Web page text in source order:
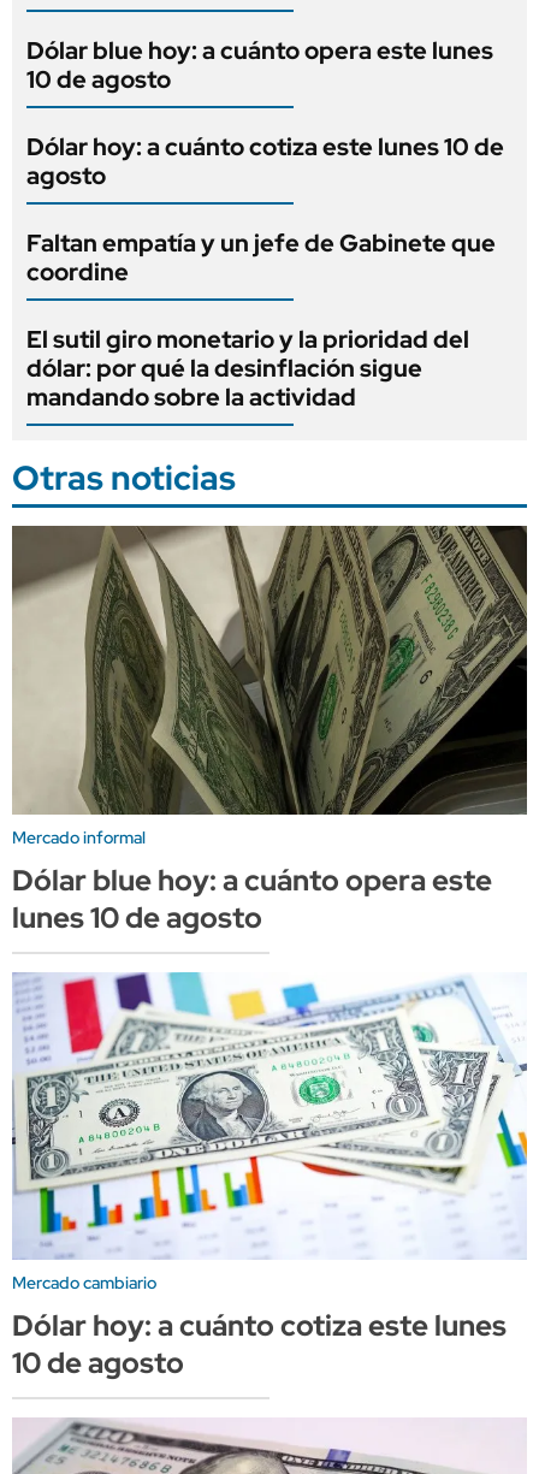
Dólar blue hoy: a cuánto opera este lunes
10 de agosto
Dólar hoy: a cuánto cotiza este lunes 10 de
agosto
Faltan empatía y un jefe de Gabinete que
coordine
El sutil giro monetario y la prioridad del
dólar: por qué la desinflación sigue
mandando sobre la actividad
Otras noticias
Mercado informal
Dólar blue hoy: a cuánto opera este
lunes 10 de agosto
Mercado cambiario
Dólar hoy: a cuánto cotiza este lunes
10 de agosto